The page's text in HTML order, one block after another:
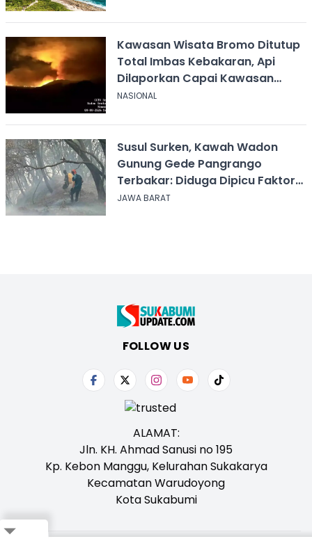
Kawasan Wisata Bromo Ditutup
Total Imbas Kebakaran, Api
Dilaporkan Capai Kawasan
Sabana
NASIONAL
Susul Surken, Kawah Wadon
Gunung Gede Pangrango
Terbakar: Diduga Dipicu Faktor
Alam
JAWA BARAT
FOLLOW US
ALAMAT:
Jln. KH. Ahmad Sanusi no 195
Kp. Kebon Manggu, Kelurahan Sukakarya
Kecamatan Warudoyong
Kota Sukabumi